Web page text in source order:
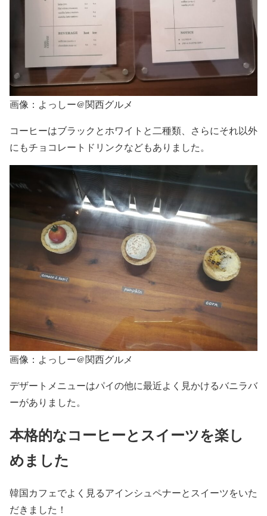
画像：よっしー@関西グルメ
コーヒーはブラックとホワイトと二種類、さらにそれ以外
にもチョコレートドリンクなどもありました。
画像：よっしー@関西グルメ
デザートメニューはパイの他に最近よく見かけるバニラバ
ーがありました。
本格的なコーヒーとスイーツを楽し
めました
韓国カフェでよく見るアインシュペナーとスイーツをいた
だきました！